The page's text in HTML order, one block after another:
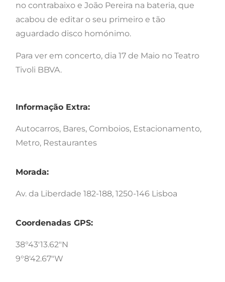
no contrabaixo e João Pereira na bateria, que
acabou de editar o seu primeiro e tão
aguardado disco homónimo.
Para ver em concerto, dia 17 de Maio no Teatro
Tivoli BBVA.
Informação Extra:
Autocarros, Bares, Comboios, Estacionamento,
Metro, Restaurantes
Morada:
Av. da Liberdade 182-188, 1250-146 Lisboa
Coordenadas GPS:
38°43'13.62"N
9°8'42.67"W